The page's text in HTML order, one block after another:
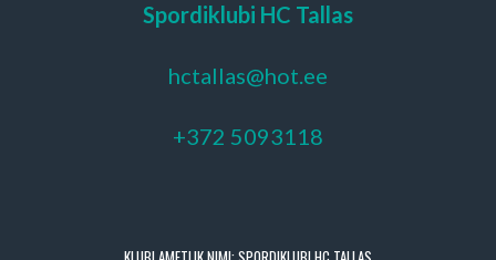
Spordiklubi HC Tallas
hctallas@hot.ee
+372 5093118